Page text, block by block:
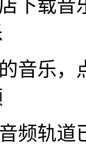
下载
音乐，
频轨道